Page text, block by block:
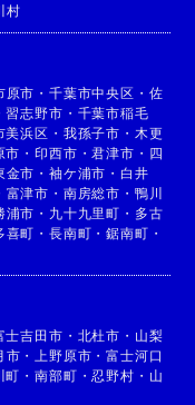
村
原市 ・ 千葉市中央区 ・ 佐
習志野市 ・ 千葉市稲毛
美浜区 ・ 我孫子市 ・ 木更
市 ・印西市 ・君津市 ・ 四
金市 ・ 袖ケ浦市 ・ 白井
富津市 ・ 南房総市 ・ 鴨川
浦市 ・ 九十九里町 ・ 多古
喜町 ・ 長南町 ・鋸南町 ・
士吉田市 ・ 北杜市 ・ 山梨
市 ・ 上野原市 ・富士河口
町 ・南部町 ・忍野村 ・ 山